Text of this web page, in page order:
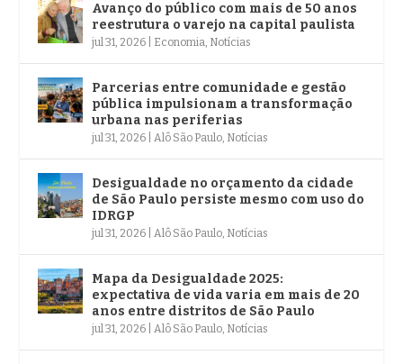
Avanço do público com mais de 50 anos
reestrutura o varejo na capital paulista
jul 31, 2026 Economia, Notícias
Parcerias entre comunidade e gestão
pública impulsionam a transformação
urbana nas periferias
jul 31, 2026 |Alô São Paulo, Notícias
Desigualdade no orçamento da cidade
de São Paulo persiste mesmo com uso do
IDRGP
jul 31, 2026 |Alô São Paulo, Notícias
Mapa da Desigualdade 2025:
expectativa de vida varia em mais de 20
anos entre distritos de São Paulo
jul 31, 2026 |Alô São Paulo, Notícias